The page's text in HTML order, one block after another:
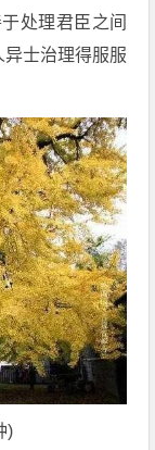
处理君臣之间
士治理得服服
)